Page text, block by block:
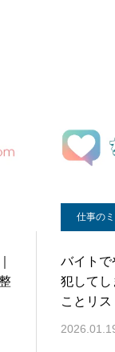
仕事の
バイトで
犯してし
ことリス